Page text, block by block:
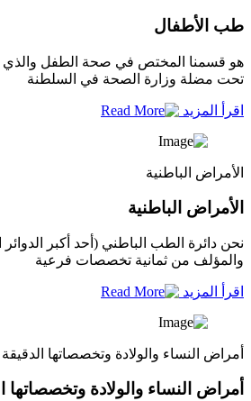
طب الأطفال
هو قسمنا المختص في صحة الطفل والذي
تحت مضلة وزارة الصحة في السلطنة
اقرأ المزيد
الأمراض الباطنية
الأمراض الباطنية
نحن دائرة الطب الباطني (أحد أكبر
والمؤلف من ثمانية تخصصات فرعية
اقرأ المزيد
أمراض النساء والولادة وتخصصاتها الدقيقة
أمراض النساء والولادة وتخصصاتها